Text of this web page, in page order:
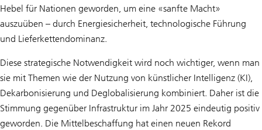
Hebel für Nationen geworden, um eine «sanfte Macht»
auszuüben – durch Energiesicherheit, technologische Führung
und Lieferkettendominanz.
Diese strategische Notwendigkeit wird noch wichtiger, wenn man
sie mit Themen wie der Nutzung von künstlicher Intelligenz (KI),
Dekarbonisierung und Deglobalisierung kombiniert. Daher ist die
Stimmung gegenüber Infrastruktur im Jahr 2025 eindeutig positiv
geworden. Die Mittelbeschaffung hat einen neuen Rekord